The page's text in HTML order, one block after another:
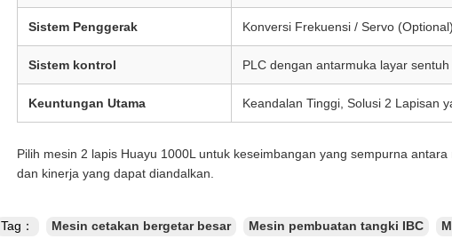
Sistem Penggerak Konversi Frekuensi / Servo
Sistem kontrol PLC dengan antarmuka layar sentuh
Keuntungan Utama Keandalan Tinggi, Solusi 2 Lapisan
Pilih mesin 2 lapis Huayu 1000L untuk keseimbangan yang sempurna
dan kinerja yang dapat diandalkan.
Tag： Mesin cetakan bergetar besar Mesin pembuatan tangki IBC